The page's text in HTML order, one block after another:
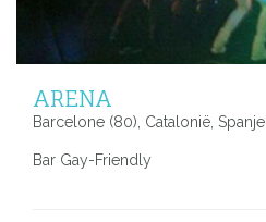
ARENA
Barcelone (80), Catalonië, Spanje
Bar Gay-Friendly